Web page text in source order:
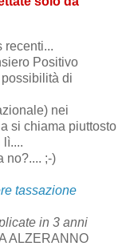
recenti...
Positivo
di
nei
si chiama piuttosto
lì....
no?.... ;-)
tassazione
in 3 anni
ALZERANNO